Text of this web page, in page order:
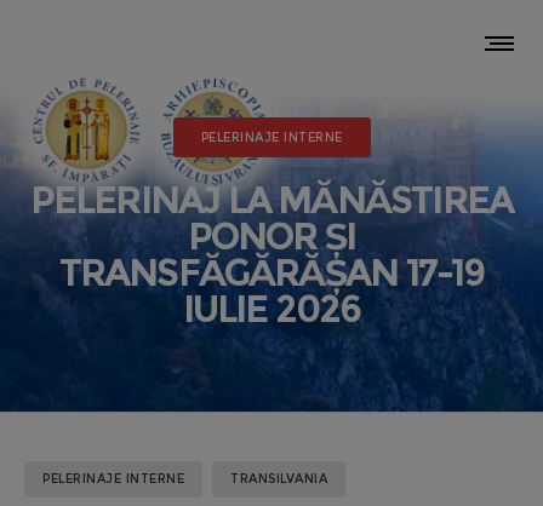
PELERINAJE INTERNE
PELERINAJ LA MĂNĂSTIREA
PONOR ȘI
TRANSFĂGĂRĂȘAN 17-19
IULIE 2026
PELERINAJE INTERNE TRANSILVANIA